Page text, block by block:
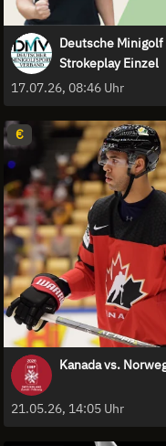
Deutsche
Strokeplay Einzel
17.07.26, 08:46 Uhr
€
Kanada vs.
21.05.26, 14:05 Uhr